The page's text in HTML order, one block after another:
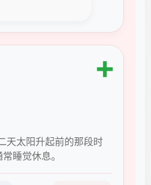
➕
天太阳升起前的那段时
睡觉休息。